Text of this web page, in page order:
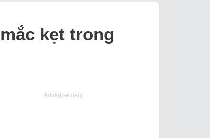
kẹt trong
Advertisement